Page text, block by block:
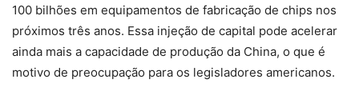
100 bilhões em equipamentos de fabricação de chips nos
próximos três anos. Essa injeção de capital pode acelerar
ainda mais a capacidade de produção da China, o que é
motivo de preocupação para os legisladores americanos.